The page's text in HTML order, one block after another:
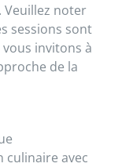
noter
sessions sont
invitons à
de la
culinaire avec